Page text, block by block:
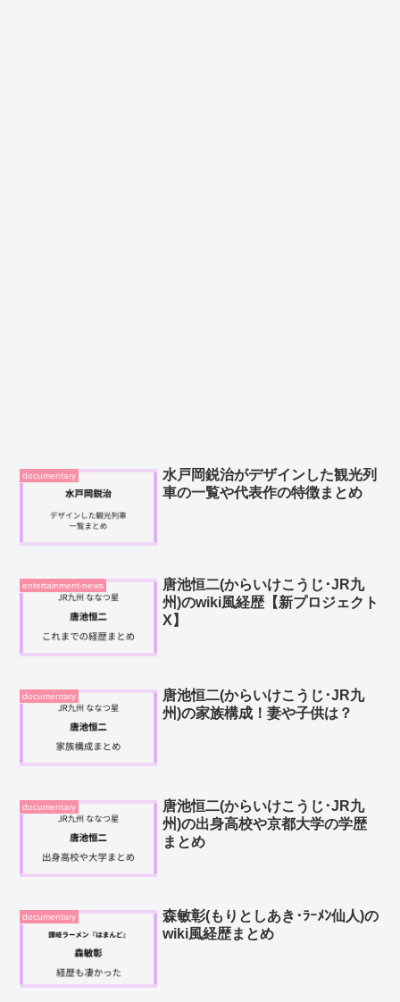
documentary
水戸岡鋭治がデザインした観光列
車の一覧や代表作の特徴まとめ
entertainment-news
唐池恒二(からいけこうじ･JR九
州)のwiki風経歴【新プロジェクト
X】
documentary
唐池恒二(からいけこうじ･JR九
州)の家族構成！妻や子供は？
documentary
唐池恒二(からいけこうじ･JR九
州)の出身高校や京都大学の学歴
まとめ
documentary
森敏彰(もりとしあき･ﾗｰﾒﾝ仙人)の
wiki風経歴まとめ